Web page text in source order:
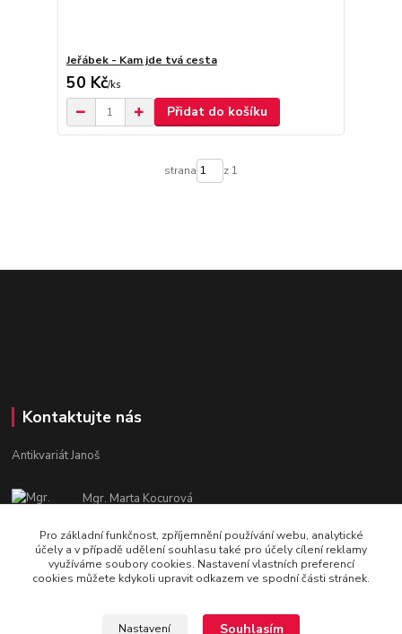
Jeřábek - Kam jde tvá cesta
50 Kč/ks
Přidat do košíku
strana z 1
Kontaktujte nás
Antikvariát Janoš
Mgr. Marta Kocurová
Po - Pá: 9:00 - 15:00
janosova.marta@email.cz
Pro základní funkčnost, zpříjemnění používání webu, analytické
účely a v případě udělení souhlasu také pro účely cílení reklamy
využíváme soubory cookies. Nastavení vlastních preferencí
cookies můžete kdykoli upravit odkazem ve spodní části stránek.
Nastavení Souhlasím